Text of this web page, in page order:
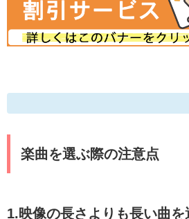
楽曲を選ぶ際の注意点
1.映像の長さよりも長い曲を